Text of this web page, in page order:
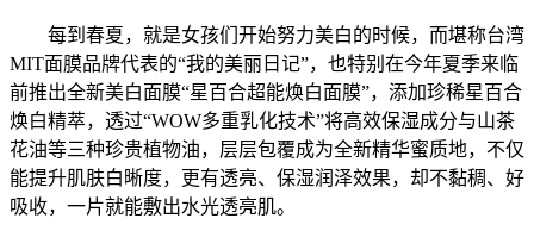
每到春夏，就是女孩们开始努力美白的时候，而堪称台湾
MIT面膜品牌代表的“我的美丽日记”，也特别在今年夏季来临
前推出全新美白面膜“星百合超能焕白面膜”，添加珍稀星百合
焕白精萃，透过“WOW多重乳化技术”将高效保湿成分与山茶
花油等三种珍贵植物油，层层包覆成为全新精华蜜质地，不仅
能提升肌肤白晰度，更有透亮、保湿润泽效果，却不黏稠、好
吸收，一片就能敷出水光透亮肌。